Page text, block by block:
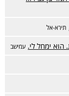
תירא-אל
ימחל לי. עמישב